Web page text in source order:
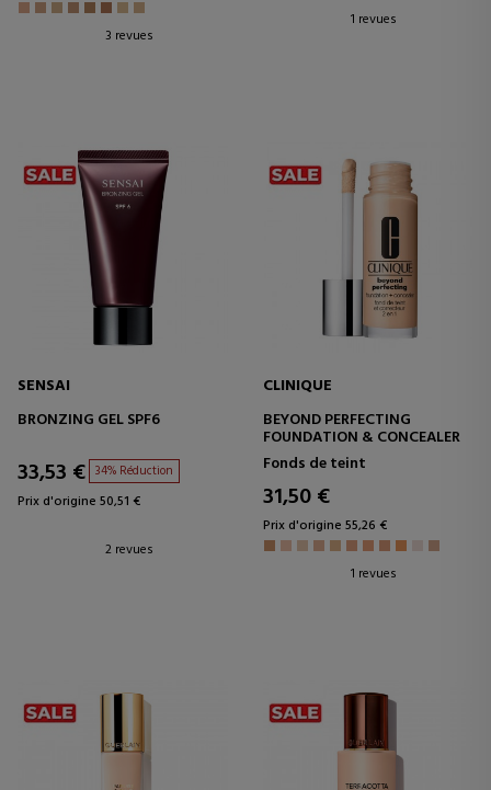
3 revues
1 revues
SENSAI
BRONZING GEL SPF6
33,53 € 34% Réduction
Prix d'origine 50,51 €
2 revues
CLINIQUE
BEYOND PERFECTING
FOUNDATION & CONCEALER
Fonds de teint
31,50 €
Prix d'origine 55,26 €
1 revues